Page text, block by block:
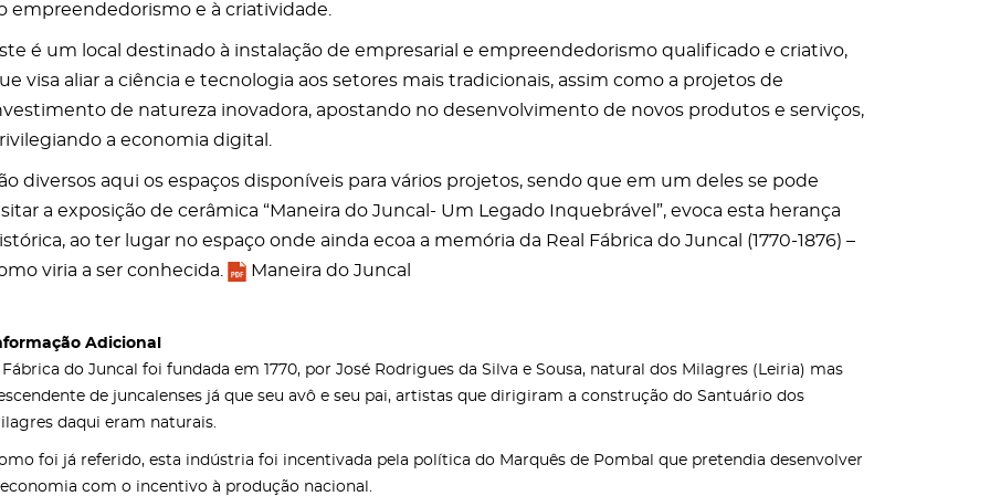
empreendedorismo e à criatividade.
é um local destinado à instalação de empresarial e empreendedorismo qualificado e criativo,
visa aliar a ciência e tecnologia aos setores mais tradicionais, assim como a projetos de
de natureza inovadora, apostando no desenvolvimento de novos produtos e serviços,
a economia digital.
diversos aqui os espaços disponíveis para vários projetos, sendo que em um deles se pode
a exposição de cerâmica “Maneira do Juncal- Um Legado Inquebrável”, evoca esta herança
ao ter lugar no espaço onde ainda ecoa a memória da Real Fábrica do Juncal (1770-1876) –
viria a ser conhecida.
Maneira do Juncal
Adicional
Fábrica do Juncal foi fundada em 1770, por José Rodrigues da Silva e Sousa, natural dos Milagres (Leiria) mas
de juncalenses já que seu avô e seu pai, artistas que dirigiram a construção do Santuário dos
daqui eram naturais.
foi já referido, esta indústria foi incentivada pela política do Marquês de Pombal que pretendia desenvolver
com o incentivo à produção nacional.